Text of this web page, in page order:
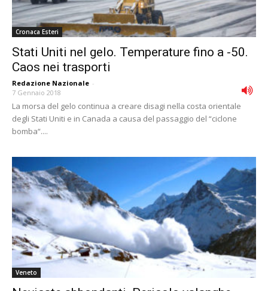
Cronaca Esteri
Stati Uniti nel gelo. Temperature fino a -50.
Caos nei trasporti
Redazione Nazionale -
7 Gennaio 2018
La morsa del gelo continua a creare disagi nella costa orientale
degli Stati Uniti e in Canada a causa del passaggio del “ciclone
bomba“....
Veneto